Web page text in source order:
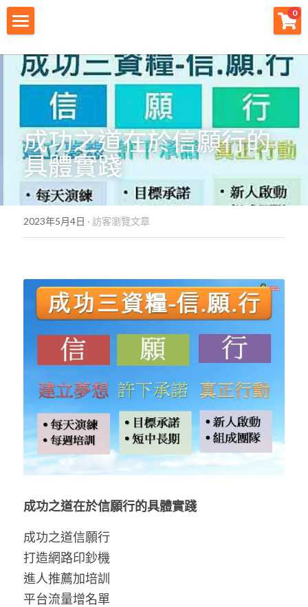
0
財神宗旨
創業痛點
團隊資源
註冊會員
免費下載
最新消息
POWERED BY
成功之道在於信願行的
具體實踐
2023年5月4日 · 訪客瀏覽文章
成功之道在於信願行的具體實踐
成功之道信願行
打造網路印鈔機
進人推薦加培訓
平台流量增名單
×
所有商品分類